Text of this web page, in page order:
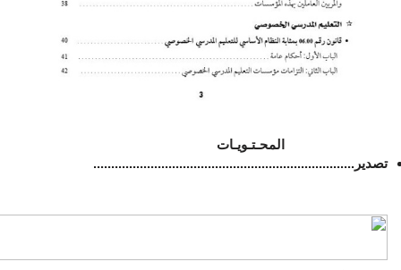
المحـتـويـات
تصدير .........................................................................